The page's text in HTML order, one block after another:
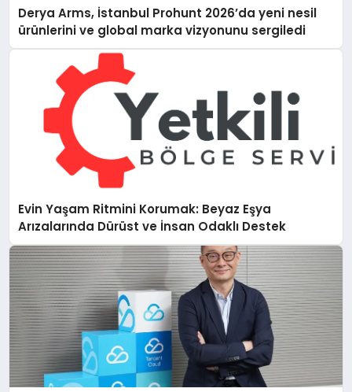
Derya Arms, İstanbul Prohunt 2026’da yeni nesil
ürünlerini ve global marka vizyonunu sergiledi
Evin Yaşam Ritmini Korumak: Beyaz Eşya
Arızalarında Dürüst ve İnsan Odaklı Destek